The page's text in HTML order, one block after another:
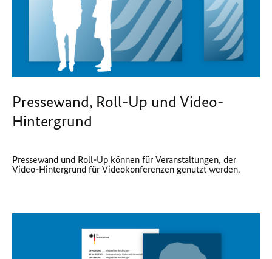
Pressewand, Roll-Up und Video-
Hintergrund
Pressewand und Roll-Up können für Veranstaltungen, der
Video-Hintergrund für Videokonferenzen genutzt werden.